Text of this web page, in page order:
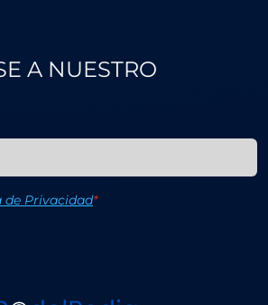
A NUESTRO
de Privacidad*